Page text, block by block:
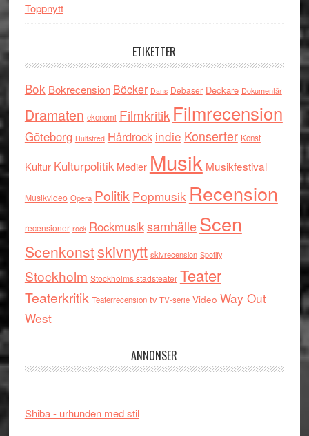
Toppnytt
ETIKETTER
Bok Bokrecension Böcker Dans Debaser Deckare Dokumentär
Dramaten ekonomi Filmkritik Filmrecension
Göteborg Hultsfred Hårdrock indie Konserter Konst
Kultur Kulturpolitik Medier Musik Musikfestival
Musikvideo Opera Politik Popmusik Recension
recensioner rock RockmusiksamhälleScen
Scenkonstskivnytt skivrecension Spotify
Stockholm Stockholms stadsteater Teater
Teaterkritik Teaterrecension tv TV-serie Video Way Out
West
ANNONSER
Shiba - urhunden med stil